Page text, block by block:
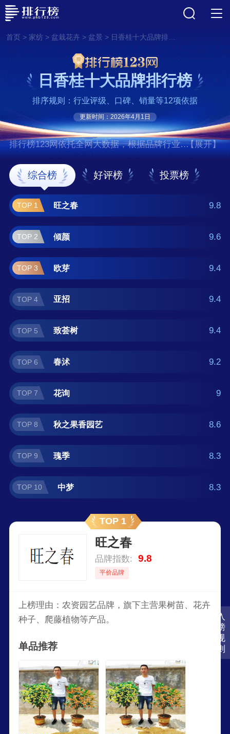
首页> 家纺 > 盆栽花卉> 盆景 > 日香桂十大品牌排行榜
入
榜
规
则
日香桂十大品牌排行榜
排序规则：行业评级、口碑、销量等12项依据
更新时间：2026年4月1日
排行榜123网依托全网大数据，根据品牌行业评
级、口碑、销量等12项指标依据，评选出了日
香桂十大品牌排行榜，前十名分别是旺之春、
倾颜、欧芽、亚招、致荟树、春沭、花询、秋
之果香园艺、瑰季、中梦 。如果您正在查找日
香桂什么牌子好？那么本日香桂十大品牌榜单
可供您作为选购参考，我们致力于用最真实的
数据提供日香桂品牌推荐，让您选得放心。(榜
单每月更新一次)
【展开】
综合榜 好评榜 投票榜
TOP 1 旺之春 9.8
TOP 2 倾颜 9.6
TOP 3 欧芽 9.4
TOP 4 亚招 9.4
TOP 5 致荟树 9.4
TOP 6 春沭 9.2
TOP 7 花询 9
TOP 8 秋之果香园艺 8.6
TOP 9 瑰季 8.3
TOP 10 中梦 8.3
TOP 1
旺之春
品牌指数: 9.8
平价品牌
上榜理由：农资园艺品牌，旗下主营果树苗、花卉
种子、爬藤植物等产品。
单品推荐